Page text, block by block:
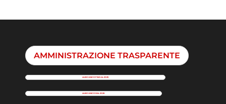
AMMINISTRAZIONE TRASPARENTE
ALBO UNICO FINO AL 2025
ALBO UNICO DAL 2026